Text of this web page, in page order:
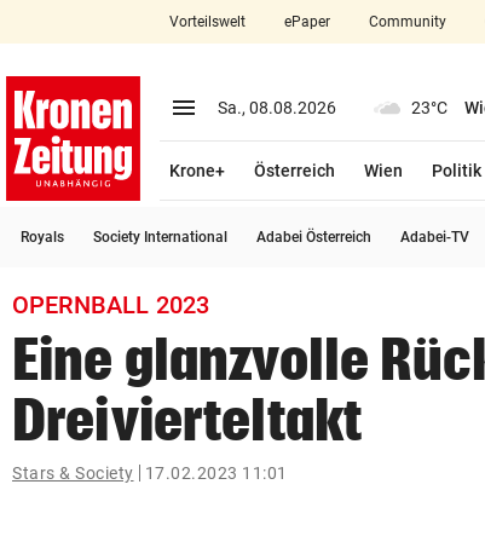
closeSchließen
account_circle Anmelden
arrow_right
bookmark
search
Suchbegriff
eingeben
Vorteilswelt ePaper Community
menu Menü aufklappen
Sa., 08.08.2026 23°C
Krone+ Österreich Wien Politik
Royals Society International Adabei Österreich Adabei-TV
OPERNBALL 2023
Eine glanzvolle
Dreivierteltakt
Stars & Society 17.02.2023 11:01